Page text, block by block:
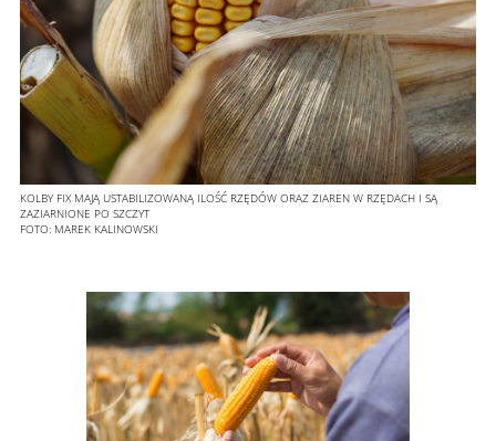
KOLBY FIX MAJĄ USTABILIZOWANĄ ILOŚĆ RZĘDÓW ORAZ ZIAREN W RZĘDACH I SĄ
ZAZIARNIONE PO SZCZYT
FOTO: MAREK KALINOWSKI